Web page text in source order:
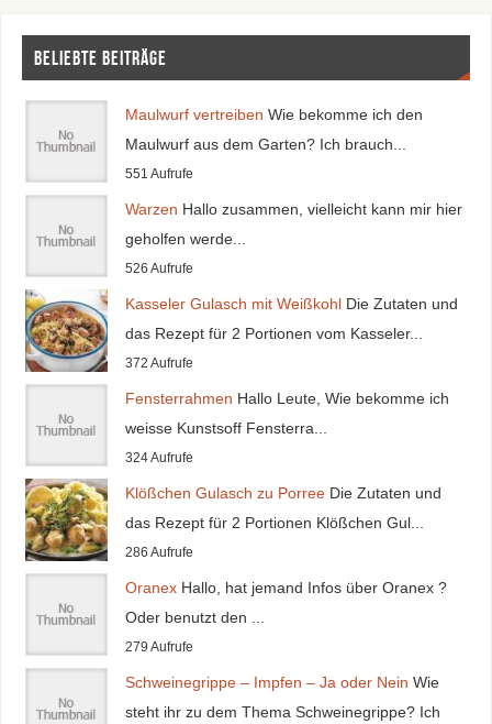
Beliebte Beiträge
Maulwurf vertreiben Wie bekomme ich den
Maulwurf aus dem Garten? Ich brauch...
551 Aufrufe
Warzen Hallo zusammen, vielleicht kann mir hier
geholfen werde...
526 Aufrufe
Kasseler Gulasch mit Weißkohl Die Zutaten und
das Rezept für 2 Portionen vom Kasseler...
372 Aufrufe
Fensterrahmen Hallo Leute, Wie bekomme ich
weisse Kunstsoff Fensterra...
324 Aufrufe
Klößchen Gulasch zu Porree Die Zutaten und
das Rezept für 2 Portionen Klößchen Gul...
286 Aufrufe
Oranex Hallo, hat jemand Infos über Oranex ?
Oder benutzt den ...
279 Aufrufe
Schweinegrippe – Impfen – Ja oder Nein Wie
steht ihr zu dem Thema Schweinegrippe? Ich